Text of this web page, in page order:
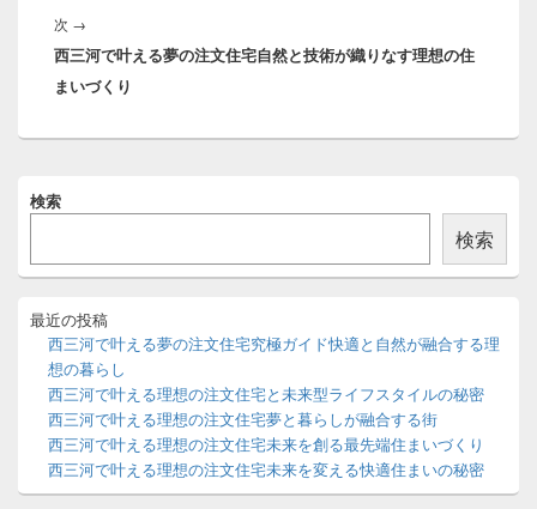
ゲ
ー
シ
ョ
次 →
の
投
西三河で叶える夢の注文住宅自然と技術が織りなす理想の住
まいづくり
イ
イ
バ
エ
検索
検索
最近の投稿
西三河で叶える夢の注文住宅究極ガイド快適と自然が融合する理
想の暮らし
西三河で叶える理想の注文住宅と未来型ライフスタイルの秘密
西三河で叶える理想の注文住宅夢と暮らしが融合する街
西三河で叶える理想の注文住宅未来を創る最先端住まいづくり
西三河で叶える理想の注文住宅未来を変える快適住まいの秘密